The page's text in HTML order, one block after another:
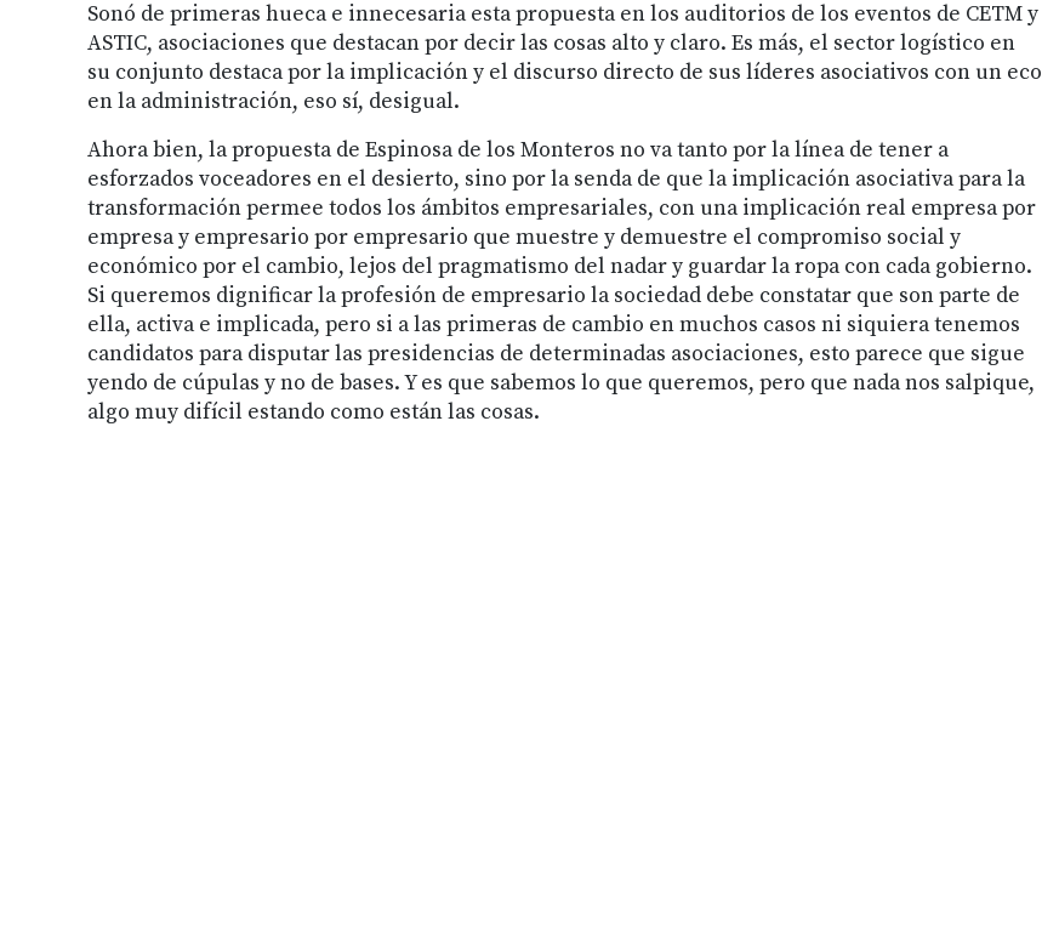
Sonó de primeras hueca e innecesaria esta propuesta en los auditorios de los eventos de CETM y
ASTIC, asociaciones que destacan por decir las cosas alto y claro. Es más, el sector logístico en
su conjunto destaca por la implicación y el discurso directo de sus líderes asociativos con un eco
en la administración, eso sí, desigual.
Ahora bien, la propuesta de Espinosa de los Monteros no va tanto por la línea de tener a
esforzados voceadores en el desierto, sino por la senda de que la implicación asociativa para la
transformación permee todos los ámbitos empresariales, con una implicación real empresa por
empresa y empresario por empresario que muestre y demuestre el compromiso social y
económico por el cambio, lejos del pragmatismo del nadar y guardar la ropa con cada gobierno.
Si queremos dignificar la profesión de empresario la sociedad debe constatar que son parte de
ella, activa e implicada, pero si a las primeras de cambio en muchos casos ni siquiera tenemos
candidatos para disputar las presidencias de determinadas asociaciones, esto parece que sigue
yendo de cúpulas y no de bases. Y es que sabemos lo que queremos, pero que nada nos salpique,
algo muy difícil estando como están las cosas.